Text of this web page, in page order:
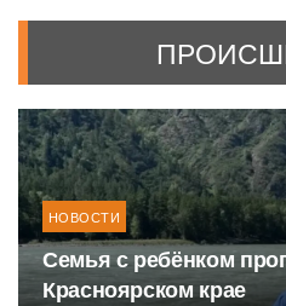
НОВОСТИ
Семья с ребёнком
Красноярском крае